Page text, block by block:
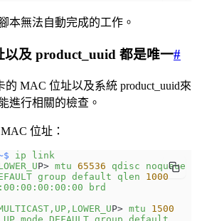
本無法自動完成的工作。
及 product_uuid 都是唯一#
的 MAC 位址以及系統 product_uuid來
進行相關的檢查。
位址：
ip link
P> mtu 65536 qdisc noqueue
group default qlen 1000
brd
P> mtu 1500